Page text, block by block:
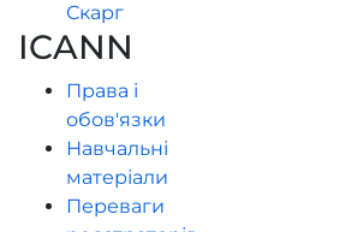
Скарг
ICANN
Права і
обов'язки
Навчальні
матеріали
Переваги